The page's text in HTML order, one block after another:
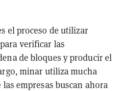
el proceso de utilizar
verificar las
de bloques y producir el
minar utiliza mucha
empresas buscan ahora